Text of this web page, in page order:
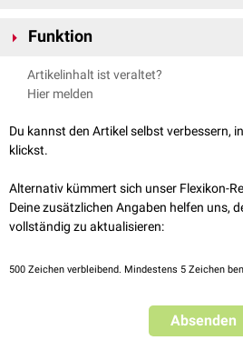
sechs Interkostalräume, wobei in jedem
Oberrand der unteren Rippe. Sie ziehen nach
anastomosierenmit den
Zuerst findet man sie zwischen derPleura
intercostales interni
Funktion
Die Aufgabe der Arteriae intercostales
Versorgung der
Musculi pectorales und die Brustdrüse
Artikelinhalt ist veraltet?
Hier melden
Du kannst den Artikel selbst verbessern,
klickst.
Alternativ kümmert sich unser Flexikon-
Deine zusätzlichen Angaben helfen uns,
vollständig zu aktualisieren:
500 Zeichen verbleibend. Mindestens 5 Zeichen
Absenden